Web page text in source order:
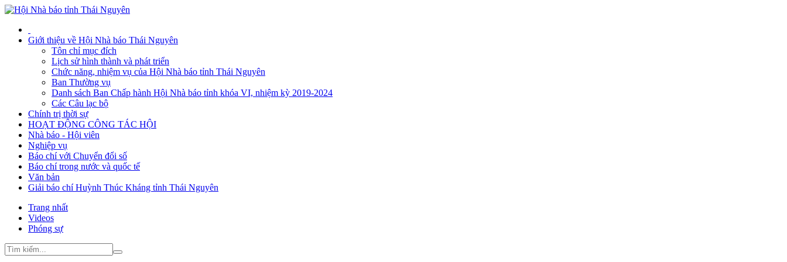
Giới thiệu về Hội Nhà báo Thái Nguyên
Tôn chỉ mục đích
Lịch sử hình thành và phát triển
Chức năng, nhiệm vụ của Hội Nhà báo tỉnh Thái Nguyên
Ban Thường vụ
Danh sách Ban Chấp hành Hội Nhà báo tỉnh khóa VI, nhiệm kỳ 2019-2024
Các Câu lạc bộ
Chính trị thời sự
HOẠT ĐỘNG CÔNG TÁC HỘI
Nhà báo - Hội viên
Nghiệp vụ
Báo chí với Chuyển đổi số
Báo chí trong nước và quốc tế
Văn bản
Giải báo chí Huỳnh Thúc Kháng tỉnh Thái Nguyên
Trang nhất
Videos
Phóng sự